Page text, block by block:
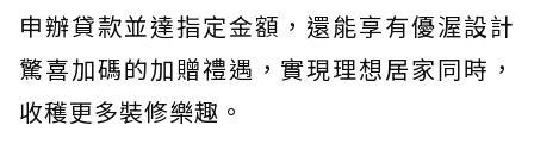
申辦貸款並達指定金額，還能享有優渥設計
驚喜加碼的加贈禮遇，實現理想居家同時，
收穫更多裝修樂趣。